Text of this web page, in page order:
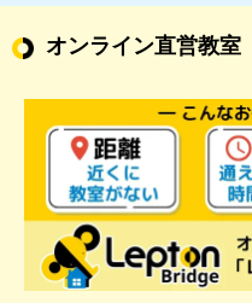
オンライン直営教室